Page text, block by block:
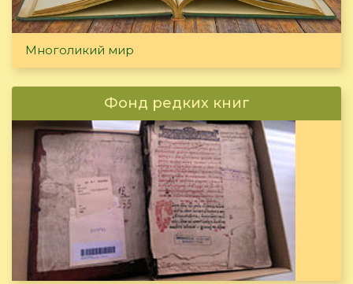
Многоликий мир
Фонд редких книг